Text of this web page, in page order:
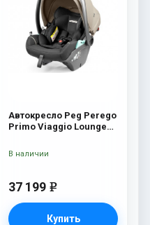
Автокресло Peg Perego
Primo Viaggio Lounge
37 199 e
Купить
В наличии